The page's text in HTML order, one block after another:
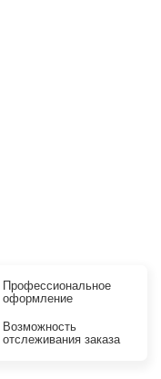
Профессиональное
оформление
Возможность
отслеживания заказа